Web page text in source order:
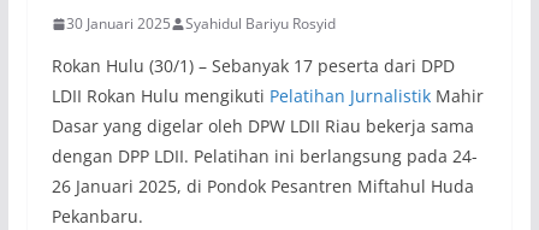
30 Januari 2025 Syahidul Bariyu Rosyid
Rokan Hulu (30/1) – Sebanyak 17 peserta dari DPD
LDII Rokan Hulu mengikuti Pelatihan JurnalistikMahir
Dasar yang digelar oleh DPW LDII Riau bekerja sama
dengan DPP LDII. Pelatihan ini berlangsung pada 24-
26 Januari 2025, di Pondok Pesantren Miftahul Huda
Pekanbaru.